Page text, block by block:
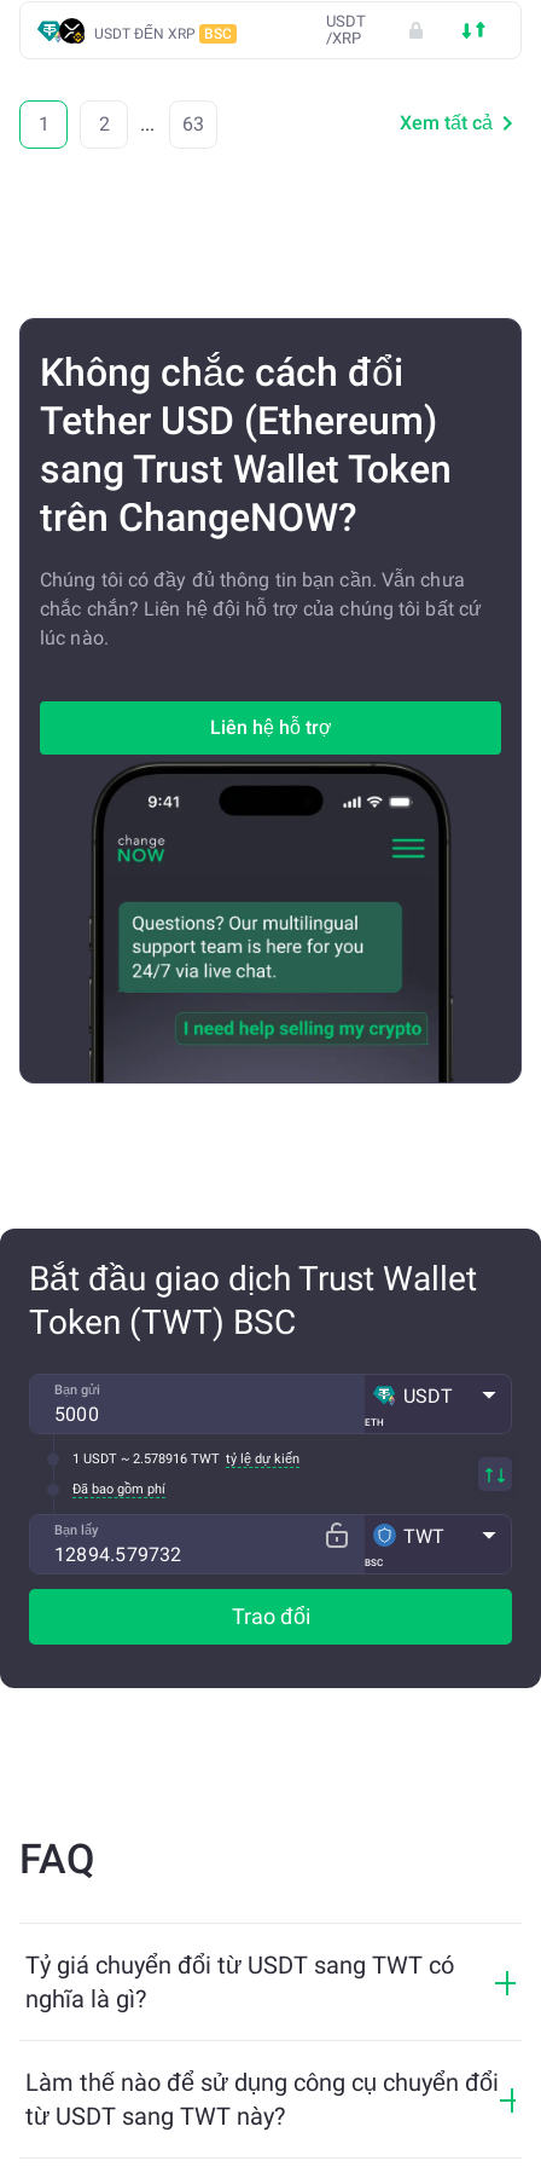
USDT ĐẾN XRP BSC
USDT
/XRP
1 2 ... 63 Xem tất cả
Không chắc cách đổi
Tether USD (Ethereum)
sang Trust Wallet Token
trên ChangeNOW?
Chúng tôi có đầy đủ thông tin bạn cần. Vẫn chưa
chắc chắn? Liên hệ đội hỗ trợ của chúng tôi bất cứ
lúc nào.
Liên hệ hỗ trợ
Bắt đầu giao dịch Trust Wallet
Token (TWT) BSC
Bạn gửi
ETH
USDT
1 USDT ~ 2.578916 TWT tỷ lệ dự kiến
Đã bao gồm phí
Bạn lấy
BSC
TWT
Trao đổi
FAQ
Tỷ giá chuyển đổi từ USDT sang TWT có
nghĩa là gì?
nhiêu TWT khi đổi lấy USDT. Tỷ giá này dao động theo
điều kiện thị trường, cung và cầu, và tính thanh khoản.
Làm thế nào để sử dụng công cụ chuyển đổi
từ USDT sang TWT này?